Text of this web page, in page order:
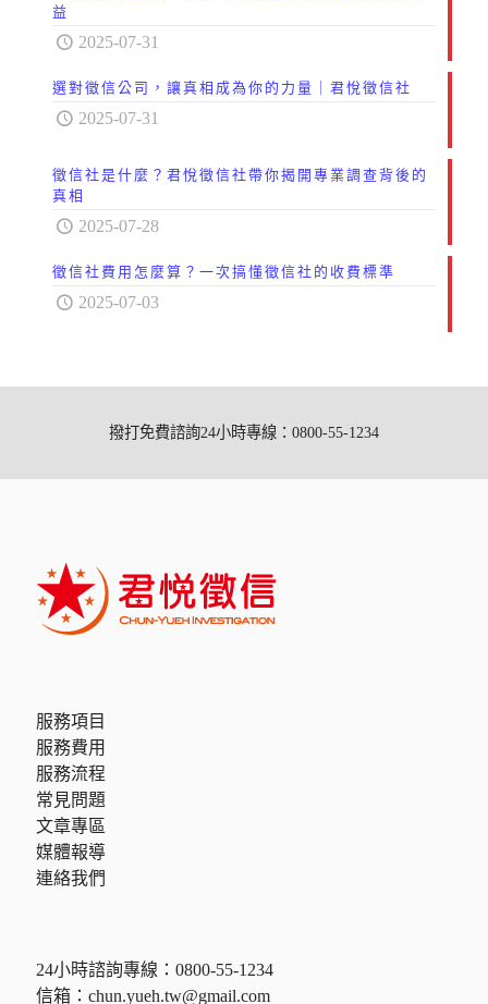
益
2025-07-31
選對徵信公司，讓真相成為你的力量｜君悅徵信社
2025-07-31
徵信社是什麼？君悅徵信社帶你揭開專業調查背後的
真相
2025-07-28
徵信社費用怎麼算？一次搞懂徵信社的收費標準
2025-07-03
撥打免費諮詢24小時專線：0800-55-1234
服務項目
服務費用
服務流程
常見問題
文章專區
媒體報導
連絡我們
24小時諮詢專線： 0800-55-1234
信箱： chun.yueh.tw@gmail.com